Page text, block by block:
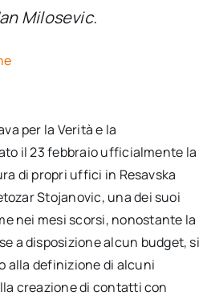
Milosevic.
per la Verità e la
il 23 febbraio ufficialmente la
di propri uffici in Resavska
Stojanovic, una dei suoi
nei mesi scorsi, nonostante la
a disposizione alcun budget, si
alla definizione di alcuni
creazione di contatti con